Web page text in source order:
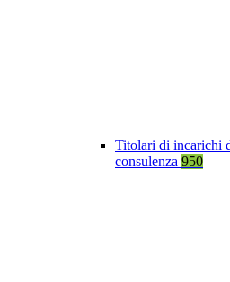
Titolari di incarichi
consulenza 950